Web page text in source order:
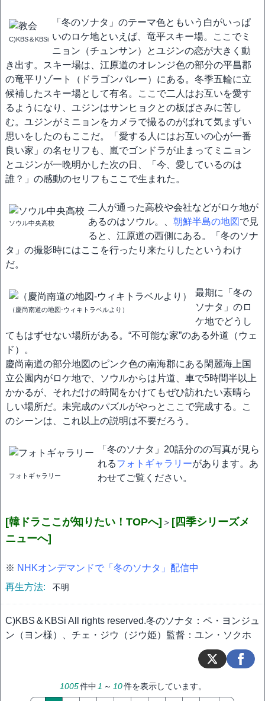
C)KBS＆KBSi
「冬のソナタ」のテーマ色ともいう白がいっぱ
いのロケ地といえば、竜平スキー場。ここでミ
ニョン（チュンサン）とユジンの恋が大きく動
き出す。スキー場は、江原道のオレンジ色の部分の平昌郡
の竜平リゾート（ドラゴンバレー）にある。冬季五輪に立
候補したスキー場として有名。ここで二人はお互いを愛す
るようになり、ユジンはサンヒョクとの板ばさみに苦し
む。ユジンがミニョンをカメラで撮るのがばれて気まずい
思いをしたのもここだ。「愛する人にはお互いの心が一番
良い家」の名セリフも、嵐でゴンドラが止まってミニョン
とユジンが一晩明かした次の日、「今、愛しているのは
誰？」の感動のセリフもここで生まれた。
ソウル中央高校
二人が通った高校や会社などがロケ地が
あるのはソウル。、 朝鮮半島の地図 で見
ると、江原道の西側にある。「冬のソナ
タ」の撮影時にはここを行ったり来たりしたというわけ
だ。
（慶尚南道の地図-ウィキトラベルより）
最期に「冬の
ソナタ」のロ
ケ地でどうし
てもはずせない場所がある。“不可能な家”のある外道（ウェ
ド）。
慶尚南道の部分地図のピンク色の南海郡にある閑麗海上国
立公園内がロケ地で、ソウルからは片道、車で5時間半以上
かかるが、それだけの時間をかけてもぜひ訪れたい素晴ら
しい場所だ。未完成のパズルがやっとここで完成する。こ
のシーンは、これ以上の説明は不要だろう。
フォトギャラリー
「冬のソナタ」20話分のの写真が見ら
れるフォトギャラリーがあります。あ
わせてご覧ください。
[韓ドラここが知りたい！TOPへ] ＞ [四季シリーズメ
ニューへ]
※ NHKオンデマンドで「冬のソナタ」配信中
再生方法:
不明
C)KBS＆KBSi All rights reserved.冬のソナタ：ペ・ヨンジュ
ン（ヨン様）、チェ・ジウ（ジウ姫）監督：ユン・ソクホ
1005件中 1 ～ 10件を表示しています。